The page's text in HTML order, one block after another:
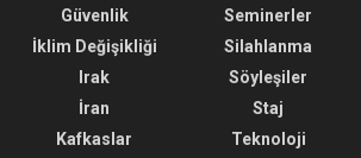
Güvenlik
İklim Değişikliği
Irak
İran
Kafkaslar
Seminerler
Silahlanma
Söyleşiler
Staj
Teknoloji